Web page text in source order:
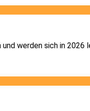
werden sich in 2026